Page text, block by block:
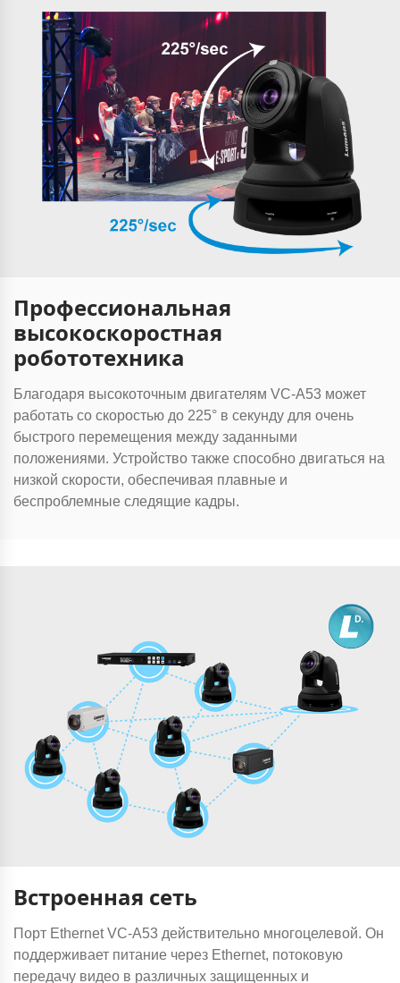
Профессиональная
высокоскоростная
робототехника
Благодаря высокоточным двигателям VC-A53 может
работать со скоростью до 225° в секунду для очень
быстрого перемещения между заданными
положениями. Устройство также способно двигаться на
низкой скорости, обеспечивая плавные и
беспроблемные следящие кадры.
Встроенная сеть
Порт Ethernet VC-A53 действительно многоцелевой. Он
поддерживает питание через Ethernet, потоковую
передачу видео в различных защищенных и